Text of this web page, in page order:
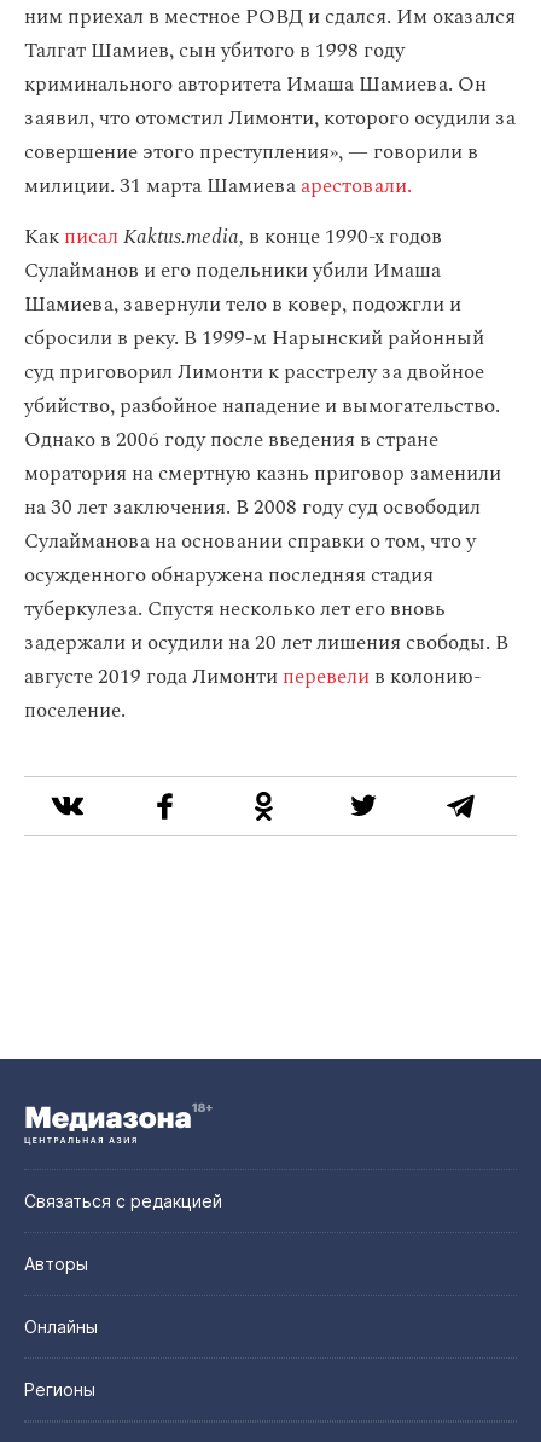
ним приехал в местное РОВД и сдался. Им оказался
Талгат Шамиев, сын убитого в 1998 году
криминального авторитета Имаша Шамиева. Он
заявил, что отомстил Лимонти, которого осудили за
совершение этого преступления», — говорили в
милиции. 31 марта Шамиеваарестовали.
КакписалKaktus.media, в конце 1990-х годов
Сулайманов и его подельники убили Имаша
Шамиева, завернули тело в ковер, подожгли и
сбросили в реку. В 1999-м Нарынский районный
суд приговорил Лимонти к расстрелу за двойное
убийство, разбойное нападение и вымогательство.
Однако в 2006 году после введения в стране
моратория на смертную казнь приговор заменили
на 30 лет заключения. В 2008 году суд освободил
Сулайманова на основании справки о том, что у
осужденного обнаружена последняя стадия
туберкулеза. Спустя несколько лет его вновь
задержали и осудили на 20 лет лишения свободы. В
августе 2019 года Лимонтиперевелив колонию-
поселение.
Связаться с редакцией
Авторы
Онлайны
Регионы